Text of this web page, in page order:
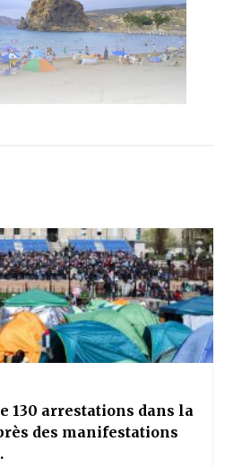
130 arrestations dans la
des manifestations